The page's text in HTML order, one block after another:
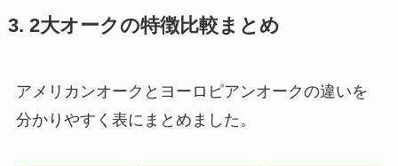
3. 2大オークの特徴比較まとめ
アメリカンオークとヨーロピアンオークの違いを
分かりやすく表にまとめました。